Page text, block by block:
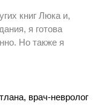
книг Люка и,
я готова
Но также я
врач-невролог